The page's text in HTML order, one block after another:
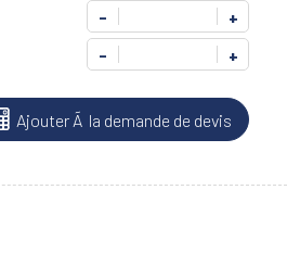
-
+
- +
Ajouter Ã la demande de devis